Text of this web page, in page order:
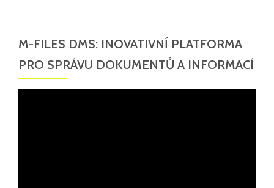
M-FILES DMS: INOVATIVNÍ PLATFORMA
PRO SPRÁVU DOKUMENTŮ A INFORMACÍ